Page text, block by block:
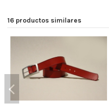
16 productos similares